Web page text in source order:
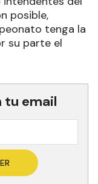
posible,
tenga la
su parte el
tu email